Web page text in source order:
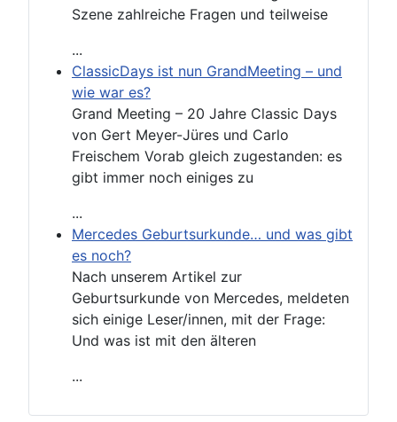
Szene zahlreiche Fragen und teilweise
...
ClassicDays ist nun GrandMeeting – und
wie war es?
Grand Meeting – 20 Jahre Classic Days
von Gert Meyer-Jüres und Carlo
Freischem Vorab gleich zugestanden: es
gibt immer noch einiges zu
...
Mercedes Geburtsurkunde… und was gibt
es noch?
Nach unserem Artikel zur
Geburtsurkunde von Mercedes, meldeten
sich einige Leser/innen, mit der Frage:
Und was ist mit den älteren
...